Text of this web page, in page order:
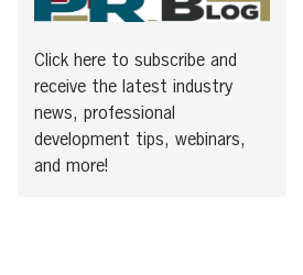
Click here to subscribe and
receive the latest industry
news, professional
development tips, webinars,
and more!